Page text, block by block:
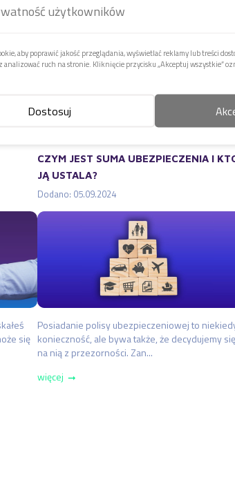
artykuły
kategorii
się
CZYM JEST SUMA UBEZPIECZENIA I
JĄ USTALA?
Dodano: 05.09.2024
Posiadanie polisy ubezpieczeniowej to
konieczność, ale bywa także, że decydujemy się
na nią z przezorności. Zan...
więcej ➞
użytkowników
aby poprawić jakość przeglądania, wyświetlać reklamy lub treści
analizować ruch na stronie. Kliknięcie przycisku „Akceptuj wszystkie”
Dostosuj